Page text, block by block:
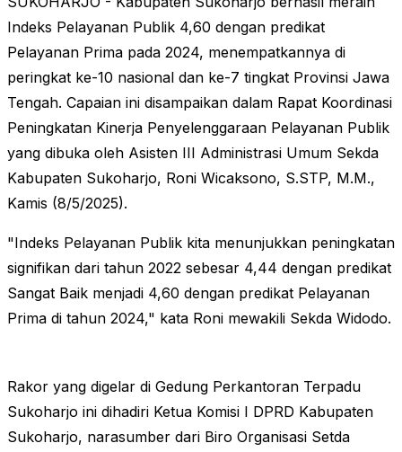
Indeks Pelayanan Publik 4,60 dengan predikat
Pelayanan Prima pada 2024, menempatkannya di
peringkat ke-10 nasional dan ke-7 tingkat Provinsi Jawa
Tengah. Capaian ini disampaikan dalam Rapat Koordinasi
Peningkatan Kinerja Penyelenggaraan Pelayanan Publik
yang dibuka oleh Asisten III Administrasi Umum Sekda
Kabupaten Sukoharjo, Roni Wicaksono, S.STP, M.M.,
Kamis (8/5/2025).
"Indeks Pelayanan Publik kita menunjukkan peningkatan
signifikan dari tahun 2022 sebesar 4,44 dengan predikat
Sangat Baik menjadi 4,60 dengan predikat Pelayanan
Prima di tahun 2024," kata Roni mewakili Sekda Widodo.
Rakor yang digelar di Gedung Perkantoran Terpadu
Sukoharjo ini dihadiri Ketua Komisi I DPRD Kabupaten
Sukoharjo, narasumber dari Biro Organisasi Setda